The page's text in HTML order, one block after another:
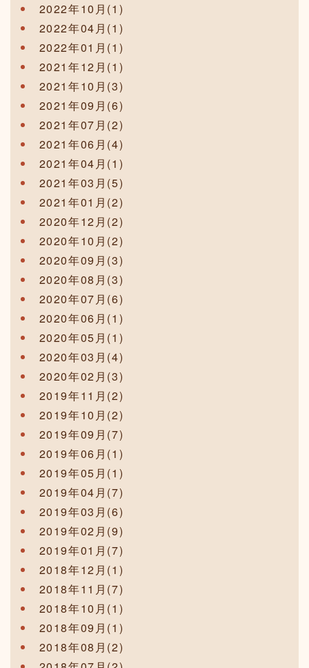
2022年10月(1)
2022年04月(1)
2022年01月(1)
2021年12月(1)
2021年10月(3)
2021年09月(6)
2021年07月(2)
2021年06月(4)
2021年04月(1)
2021年03月(5)
2021年01月(2)
2020年12月(2)
2020年10月(2)
2020年09月(3)
2020年08月(3)
2020年07月(6)
2020年06月(1)
2020年05月(1)
2020年03月(4)
2020年02月(3)
2019年11月(2)
2019年10月(2)
2019年09月(7)
2019年06月(1)
2019年05月(1)
2019年04月(7)
2019年03月(6)
2019年02月(9)
2019年01月(7)
2018年12月(1)
2018年11月(7)
2018年10月(1)
2018年09月(1)
2018年08月(2)